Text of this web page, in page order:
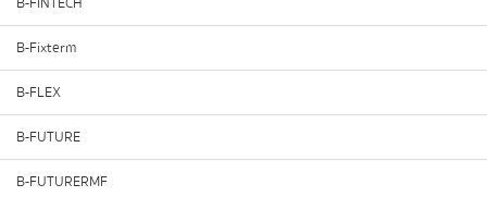
B-Fixterm
B-FLEX
B-FUTURE
B-FUTURERMF